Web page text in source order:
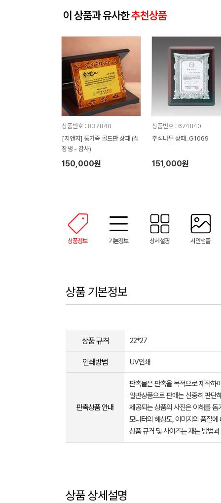
이 상품과 유사한추천상품
상품번호 : 837840
[지앤지] 통가죽 골드판 상패 (십
장생 - 감사)
150,000원
상품번호 : 674840
주석나무 상패_G1069
151,000원
상품정보 기본정보 상세설명 시안샘플
상품 기본정보
상품 규격 22*27
인쇄방법 UV인쇄
판촉상품 안내
판촉물은 판촉을 목적으로 제작하
일반상품으로 판매는 신중히 판단
제공되는 상품의 사진은 이해를
모니터의 해상도, 이미지의 품질
상품 규격 및 사이즈는 재는 방법
상품 상세설명